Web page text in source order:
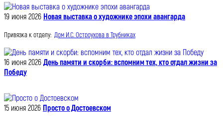
19 июня 2026 Новая выставка о художнике эпохи авангарда
Привязка к отделу: Дом И.С. Остроухова в Трубниках
16 июня 2026 День памяти и скорби: вспомним тех, кто отдал жизни за
Победу
15 июня 2026 Просто о Достоевском